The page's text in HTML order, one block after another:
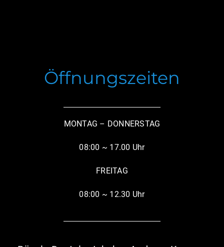
Öffnungszeiten
MONTAG – DONNERSTAG
08:00 ~ 17.00 Uhr
FREITAG
08:00 ~ 12.30 Uhr